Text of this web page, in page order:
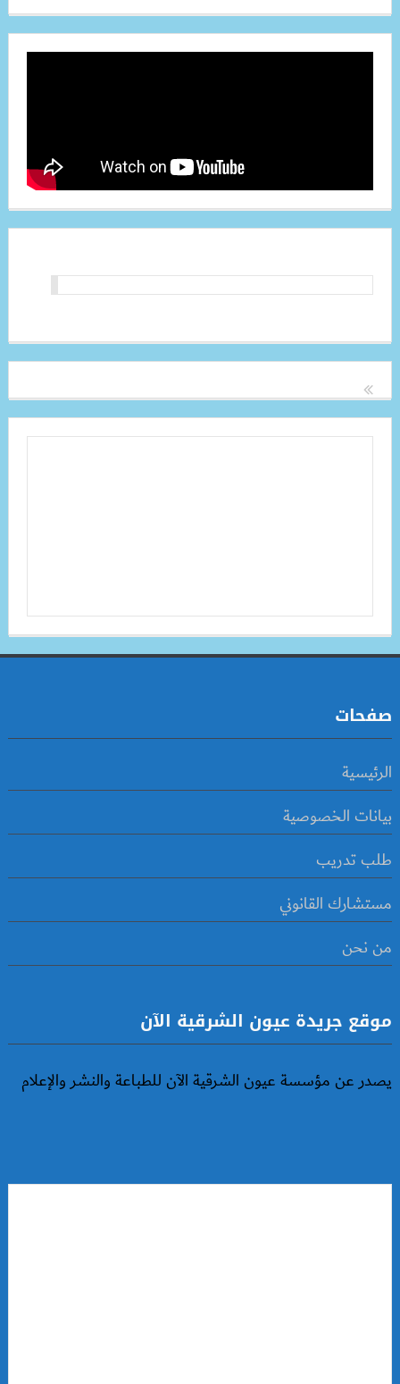
صفحات
الرئيسية
بيانات الخصوصية
طلب تدريب
مستشارك القانوني
من نحن
موقع جريدة عيون الشرقية الآن
يصدر عن مؤسسة عيون الشرقية الآن للطباعة والنشر والإعلام